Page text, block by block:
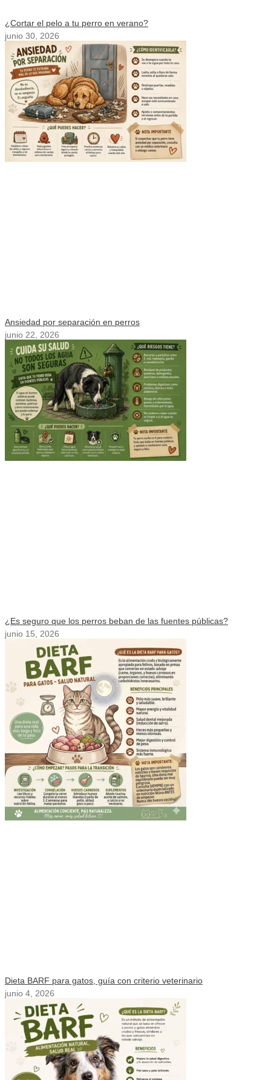
¿Cortar el pelo a tu perro en verano?
junio 30, 2026
Ansiedad por separación en perros
junio 22, 2026
¿Es seguro que los perros beban de las fuentes públicas?
junio 15, 2026
Dieta BARF para gatos, guía con criterio veterinario
junio 4, 2026